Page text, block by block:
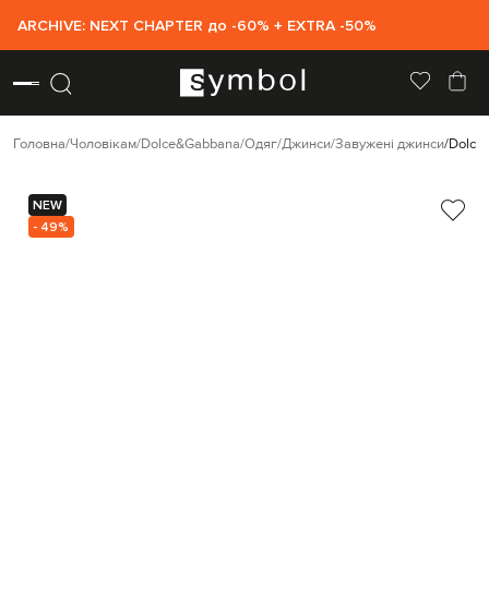
ARCHIVE: NEXT CHAPTER до -60% + EXTRA -50%
Головна Чоловікам Dolce&Gabbana Одяг Джинси Завужені джинси
NEW
- 49%